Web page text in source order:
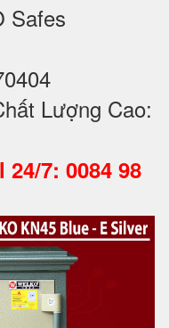
Safes
Lượng Cao:
7: 0084 98